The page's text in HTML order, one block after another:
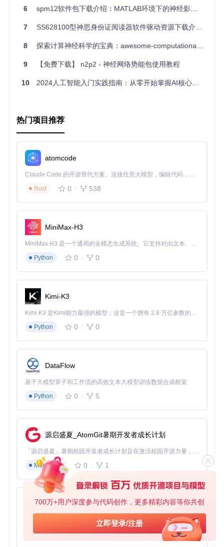
700万+用户深度参与代码创作，更多精彩内容等你共创
立即登录/注册
bers.app
从磁盘映像打包：
quickpkg ~/Downloads/Firefox\ 4
3.0.4.dmg
从 ZIP 文件打包：
quickpkg ~/Downloads/Things.zip
不是 autopkg
的替代品，而是作为其补
充，当自动化流程不适用或需要快速打包时，它是你的得力助
是一款值得信赖的工具，为你提供高效且简便的软件打包体
验。立即尝试一下，看看它如何简化你的工作流程！
6 spm12软件包下载介绍：MATLAB环境下的神经影像分析工具
7 SS628100型神思身份证阅读器软件驱动资源下载介绍：快速连接与信息读取
8 探索计算神经科学的宝典：awesome-computational-neuroscience 指南
9 【免费下载】 n2p2 - 神经网络势能包使用教程
10 2024人工智能入门实践指南：从零开始掌握AI核心技能
热门项目推荐
atomcode
Claude Code 的开源替代方案。连接任意大模型，编辑代码，运行命令，自动验证 — 全自动执行。用 Rust 构建，极致性能。 ｜ An open-source alternative to Claude Code. Connect any LLM, edit code, run commands, and verify changes — autonomously. Built in Rust for speed. Get Started
Rust
0 538
MiniMax-H3
MiniMax H3 是一个通用的全模态生成系统。它支持对由文本、图像、视频和音频组成的多模态上下文进行统一理解，并能生成分辨率高达 2K、时长可达 15 秒的带原生立体声音频的视频。得益于面向任务泛化的系统设计，H3 在预训练阶段就已具备广泛的多模态上下文理解与生成能力，能够出色地执行复杂的多模态指令。
Python
0 0
Kimi-K3
Kimi K3 是Kimi能力最强的模型：这是一个拥有 2.8 万亿参数的混合专家（MoE）模型，具备原生视觉理解能力，并支持 100 万 token 的上下文窗口。
Python
0 0
DataFlow
基于大模型算子和工作流的高效文本大模型训练数据合成框架
Python
0 5
源启盛夏_AtomGit暑期开发者成长计划
「源启盛夏」暑期校园开发者成长计划旨在激活校园开源力量，通过积分激励、认证扶持、资源倾斜等形式，引导高校组织和开发者完成「入驻 — 建项目 — 做贡献 — 获认证 — 得资源」的完整闭环。无论你是想带领社团入驻平台的组织者，还是希望用代码贡献证明自己的开发者，都能在这里找到属于你的成长路径。
Markdown
0 1
py-xiaozhi
基于Python的Xiaozhi AI，适用于想要完整Xiaozhi体验而无需拥有专用硬件的用户。
Python
0 1